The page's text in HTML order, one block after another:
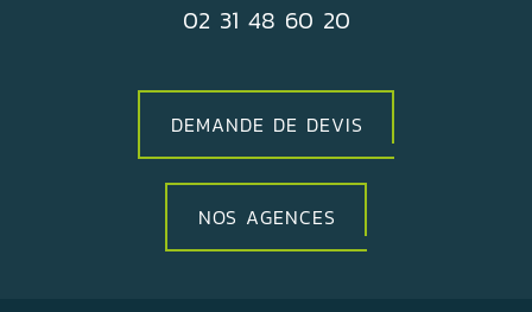
02 31 48 60 20
DEMANDE DE DEVIS
NOS AGENCES